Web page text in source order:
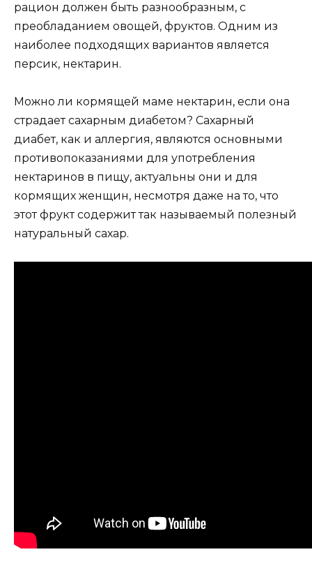
рацион должен быть разнообразным, с
преобладанием овощей, фруктов. Одним из
наиболее подходящих вариантов является
персик, нектарин.
Можно ли кормящей маме нектарин, если она
страдает сахарным диабетом? Сахарный
диабет, как и аллергия, являются основными
противопоказаниями для употребления
нектаринов в пищу, актуальны они и для
кормящих женщин, несмотря даже на то, что
этот фрукт содержит так называемый полезный
натуральный сахар.